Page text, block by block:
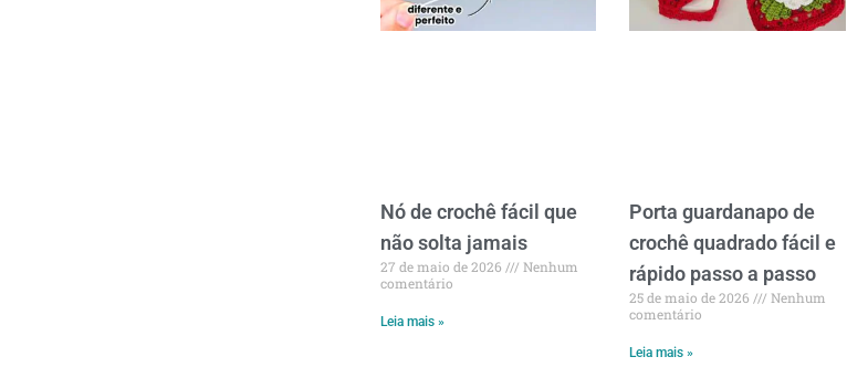
Nó de crochê fácil que
não solta jamais
27 de maio de 2026
Nenhum
comentário
Leia mais »
Porta guardanapo de
crochê quadrado fácil e
rápido passo a passo
25 de maio de 2026
Nenhum
comentário
Leia mais »